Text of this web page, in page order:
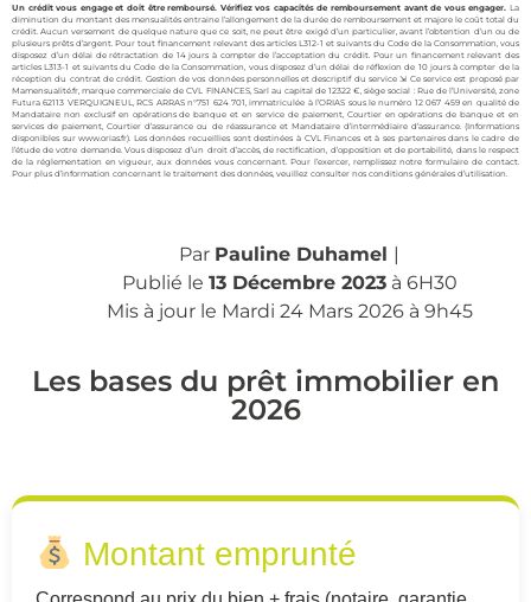
Un crédit vous engage et doit être remboursé. Vérifiez vos capacités de remboursement avant de vous engager. La
diminution du montant des mensualités entraine l’allongement de la durée de remboursement et majore le coût total du
crédit. Aucun versement de quelque nature que ce soit, ne peut être exigé d’un particulier, avant l’obtention d’un ou de
plusieurs prêts d’argent. Pour tout financement relevant des articles L312-1 et suivants du Code de la Consommation, vous
disposez d’un délai de rétractation de 14 jours à compter de l’acceptation du crédit. Pour un financement relevant des
articles L313-1 et suivants du Code de la Consommation, vous disposez d’un délai de réflexion de 10 jours à compter de la
réception du contrat de crédit. Gestion de vos données personnelles et descriptif du service ⇲ Ce service est proposé par
Mamensualité.fr, marque commerciale de CVL FINANCES, Sarl au capital de 12322 €, siège social : Rue de l’Université, zone
Futura 62113 VERQUIGNEUL, RCS ARRAS n°751 624 701, immatriculée à l’ORIAS sous le numéro 12 067 459 en qualité de
Mandataire non exclusif en opérations de banque et en service de paiement, Courtier en opérations de banque et en
services de paiement, Courtier d’assurance ou de réassurance et Mandataire d’intermédiaire d’assurance. (Informations
disponibles surwww.orias.fr). Les données recueillies sont destinées à CVL Finances et à ses partenaires dans le cadre de
l’étude de votre demande. Vous disposez d’un droit d’accès, de rectification, d’opposition et de portabilité, dans le respect
de la réglementation en vigueur, aux données vous concernant. Pour l’exercer, remplissez notreformulaire de contact.
Pour plus d’information concernant le traitement des données, veuillez consulter nos conditions générales d’utilisation.
Par Pauline Duhamel
Publié le 13 Décembre 2023à 6H30
Mis à jour le Mardi 24 Mars 2026 à 9h45
Les bases du prêt immobilier en
2026
Montant emprunté